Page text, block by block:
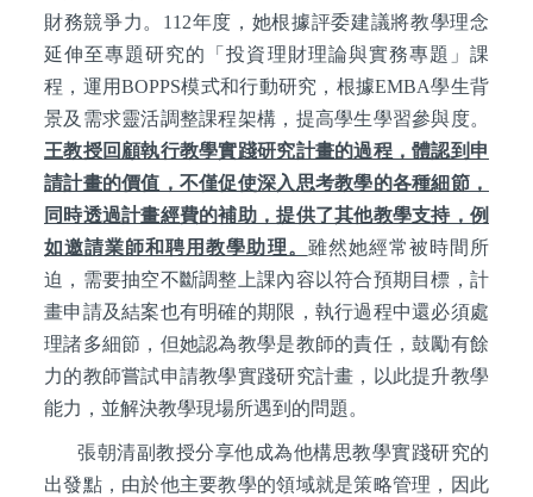
財務競爭力。112年度，她根據評委建議將教學理念
延伸至專題研究的「投資理財理論與實務專題」課
程，運用BOPPS模式和行動研究，根據EMBA學生背
景及需求靈活調整課程架構，提高學生學習參與度。
王教授回顧執行教學實踐研究計畫的過程，體認到申
請計畫的價值，不僅促使深入思考教學的各種細節，
同時透過計畫經費的補助，提供了其他教學支持，例
如邀請業師和聘用教學助理。 雖然她經常被時間所
迫，需要抽空不斷調整上課內容以符合預期目標，計
畫申請及結案也有明確的期限，執行過程中還必須處
理諸多細節，但她認為教學是教師的責任，鼓勵有餘
力的教師嘗試申請教學實踐研究計畫，以此提升教學
能力，並解決教學現場所遇到的問題。
張朝清副教授分享他成為他構思教學實踐研究的
出發點，由於他主要教學的領域就是策略管理，因此